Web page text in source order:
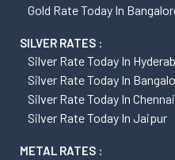
Gold Rate Today In
SILVER RATES :
Silver Rate Today In
Silver Rate Today In
Silver Rate Today In Chennai
Silver Rate Today In Jaipur
METAL RATES :